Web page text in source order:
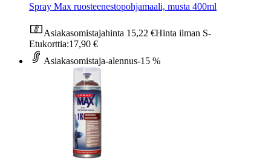
Spray Max ruosteenestopohjamaali, musta 400ml
Asiakasomistajahinta 15,22 €Hinta ilman S-
Etukorttia:17,90 €
Asiakasomistaja-alennus-15 %